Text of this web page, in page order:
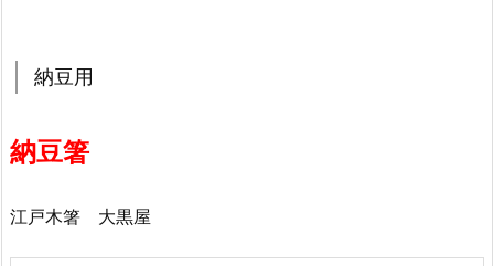
納豆用
納豆箸
江戸木箸 大黒屋